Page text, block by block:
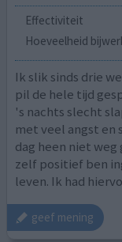
Effectiviteit
Hoeveelheid
Ik slik sinds drie
pil de hele tijd
's nachts slecht
met veel angst en
dag heen niet
zelf positief ben
leven. Ik had
geef mening